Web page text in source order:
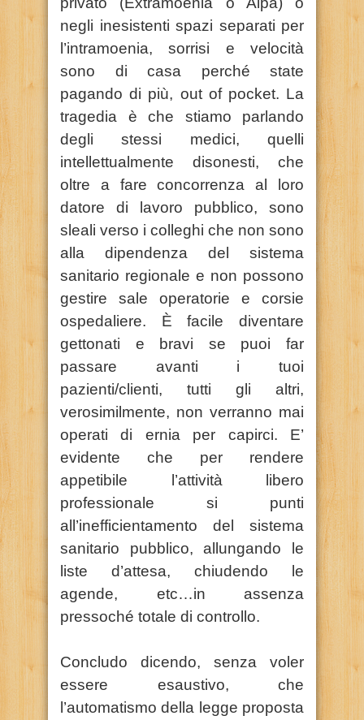
negli inesistenti spazi separati per
l’intramoenia, sorrisi e velocità
sono di casa perché state
pagando di più, out of pocket. La
tragedia è che stiamo parlando
degli stessi medici, quelli
intellettualmente disonesti, che
oltre a fare concorrenza al loro
datore di lavoro pubblico, sono
sleali verso i colleghi che non sono
alla dipendenza del sistema
sanitario regionale e non possono
gestire sale operatorie e corsie
ospedaliere. È facile diventare
gettonati e bravi se puoi far
passare avanti i tuoi
pazienti/clienti, tutti gli altri,
verosimilmente, non verranno mai
operati di ernia per capirci. E’
evidente che per rendere
appetibile l’attività libero
professionale si punti
all’inefficientamento del sistema
sanitario pubblico, allungando le
liste d’attesa, chiudendo le
agende, etc…in assenza
pressoché totale di controllo.
Concludo dicendo, senza voler
essere esaustivo, che
l’automatismo della legge proposta